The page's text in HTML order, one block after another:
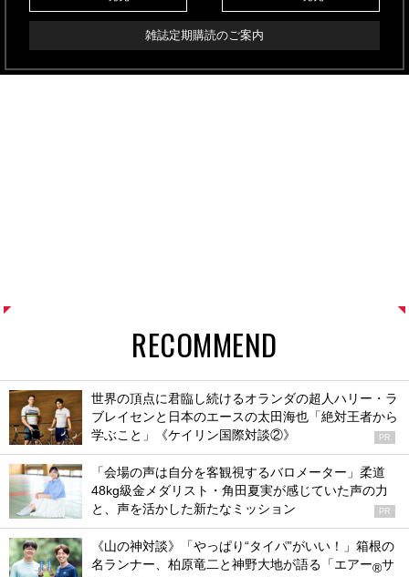
雑誌定期購読のご案内
RECOMMEND
世界の頂点に君臨し続けるオランダの超人ハリー・ラ
ブレイセンと日本のエースの太田海也「絶対王者から
学ぶこと」《ケイリン国際対談②》
PR
「会場の声は自分を客観視するバロメーター」柔道
48kg級金メダリスト・角田夏実が感じていた声の力
と、声を活かした新たなミッション
PR
《山の神対談》「やっぱり“タイパ”がいい！」箱根の
名ランナー、柏原竜二と神野大地が語る「エアー®サ